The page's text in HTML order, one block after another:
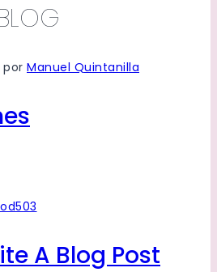
por Manuel Quintanilla
od503
A Blog Post